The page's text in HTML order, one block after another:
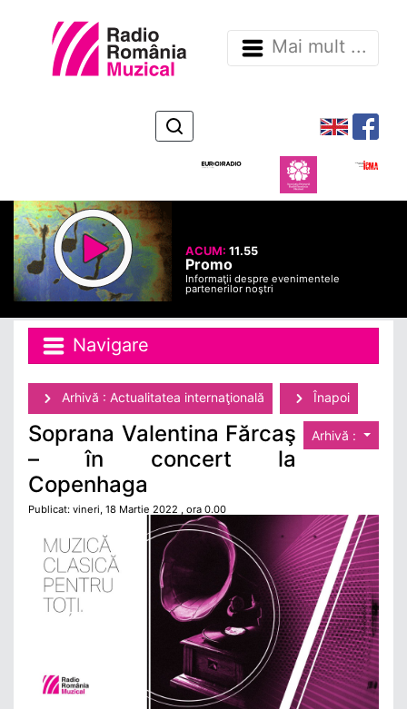
Mai mult ...
ACUM:11.55
Promo
Informaţii despre evenimentele
partenerilor noştri
Navigare
Arhivă : Actualitatea internaţională Înapoi
Arhivă :
Soprana Valentina Fărcaş
– în concert la
Copenhaga
Publicat: vineri, 18 Martie 2022 , ora 0.00